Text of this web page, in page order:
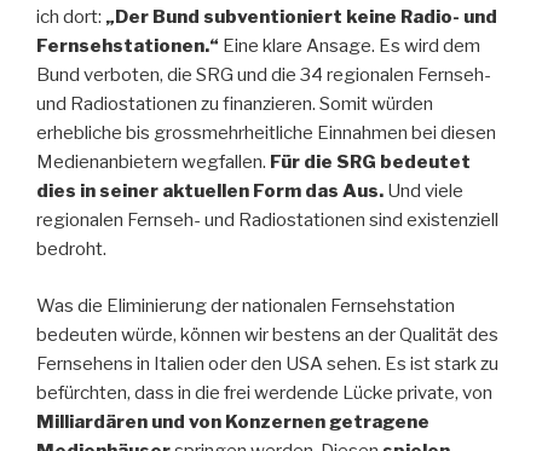
ich dort: „Der Bund subventioniert keine Radio- und
Fernsehstationen.“ Eine klare Ansage. Es wird dem
Bund verboten, die SRG und die 34 regionalen Fernseh-
und Radiostationen zu finanzieren. Somit würden
erhebliche bis grossmehrheitliche Einnahmen bei diesen
Medienanbietern wegfallen. Für die SRG bedeutet
dies in seiner aktuellen Form das Aus. Und viele
regionalen Fernseh- und Radiostationen sind existenziell
bedroht.
Was die Eliminierung der nationalen Fernsehstation
bedeuten würde, können wir bestens an der Qualität des
Fernsehens in Italien oder den USA sehen. Es ist stark zu
befürchten, dass in die frei werdende Lücke private, von
Milliardären und von Konzernen getragene